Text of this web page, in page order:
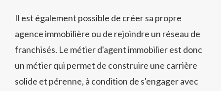
Il est également possible de créer sa propre
agence immobilière ou de rejoindre un réseau de
franchisés. Le métier d'agent immobilier est donc
un métier qui permet de construire une carrière
solide et pérenne, à condition de s'engager avec